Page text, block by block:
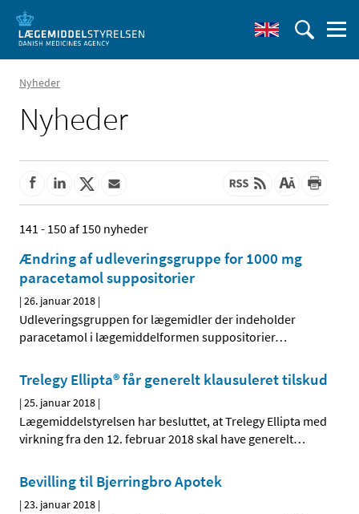
Nyheder
Nyheder
141 - 150 af 150 nyheder
Ændring af udleveringsgruppe for 1000 mg
paracetamol suppositorier
|26. januar 2018 |
Udleveringsgruppen for lægemidler der indeholder
paracetamol i lægemiddelformen suppositorier…
Trelegy Ellipta® får generelt klausuleret tilskud
|25. januar 2018 |
Lægemiddelstyrelsen har besluttet, at Trelegy Ellipta med
virkning fra den 12. februar 2018 skal have generelt…
Bevilling til Bjerringbro Apotek
|23. januar 2018 |